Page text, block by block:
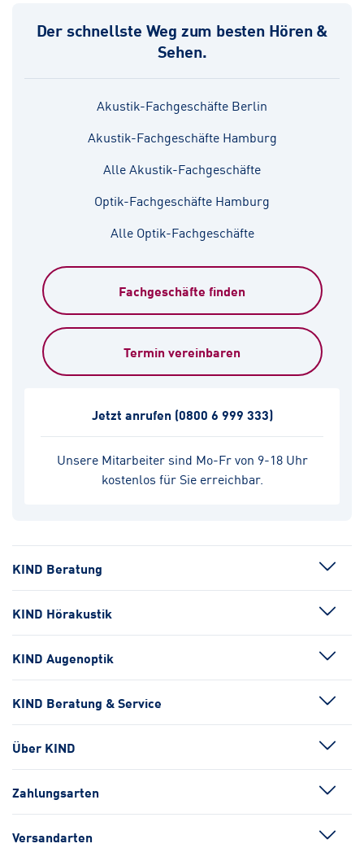
Der schnellste Weg zum besten Hören &
Sehen.
Akustik-Fachgeschäfte Berlin
Akustik-Fachgeschäfte Hamburg
Alle Akustik-Fachgeschäfte
Optik-Fachgeschäfte Hamburg
Alle Optik-Fachgeschäfte
Fachgeschäfte finden
Termin vereinbaren
Unsere Mitarbeiter sind Mo-Fr von 9-18 Uhr
kostenlos für Sie erreichbar.
Jetzt anrufen (0800 6 999 333)
KIND Beratung
KIND Hörakustik
KIND Augenoptik
KIND Beratung & Service
Über KIND
Zahlungsarten
Versandarten